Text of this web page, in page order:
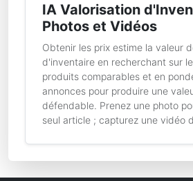
IA Valorisation
Photos et Vidéos
Obtenir les prix estime la valeur
d'inventaire en recherchant sur
produits comparables et en
annonces pour produire une
défendable. Prenez une photo
seul article ; capturez une vidéo